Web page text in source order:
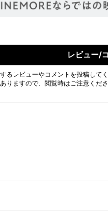
レビュー/
るレビューやコメントを投稿してく
りますので、閲覧時はご注意くださ